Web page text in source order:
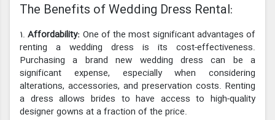
The Benefits of Wedding Dress Rental:
1.Affordability: One of the most significant advantages of
renting a wedding dress is its cost-effectiveness.
Purchasing a brand new wedding dress can be a
significant expense, especially when considering
alterations, accessories, and preservation costs. Renting
a dress allows brides to have access to high-quality
designer gowns at a fraction of the price.